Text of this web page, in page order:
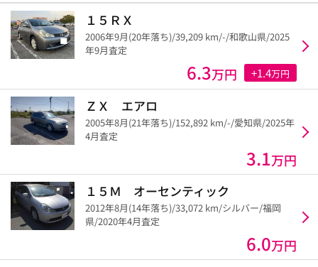
１５ＲＸ
2006年9月(20年落ち)/39,209 km/-/和歌山県/2025
年9月査定
6.3万円 +1.4万円
ＺＸ エアロ
2005年8月(21年落ち)/152,892 km/-/愛知県/2025年
4月査定
3.1万円
１５Ｍ オーセンティック
2012年8月(14年落ち)/33,072 km/シルバー/福岡
県/2020年4月査定
6.0万円